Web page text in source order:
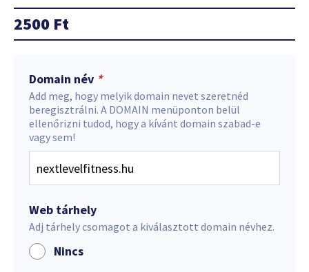
2500 Ft
Domain név *
Add meg, hogy melyik domain nevet szeretnéd
beregisztrálni. A DOMAIN menüponton belül
ellenőrizni tudod, hogy a kívánt domain szabad-e
vagy sem!
Web tárhely
Adj tárhely csomagot a kiválasztott domain névhez.
Nincs